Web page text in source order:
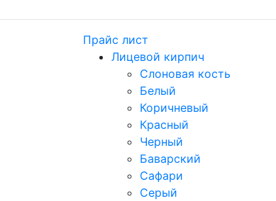
Прайс лист
Лицевой кирпич
Слоновая кость
Белый
Коричневый
Красный
Черный
Баварский
Сафари
Серый